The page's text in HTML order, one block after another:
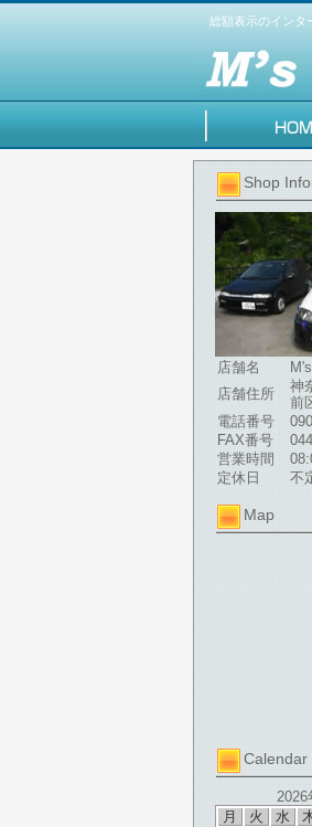
総額表示のインタ
Shop
店舗名
店舗住所
神
前
電話番号
FAX番号
営業時間
定休日
不
Map
Calendar
2026
月
火 水